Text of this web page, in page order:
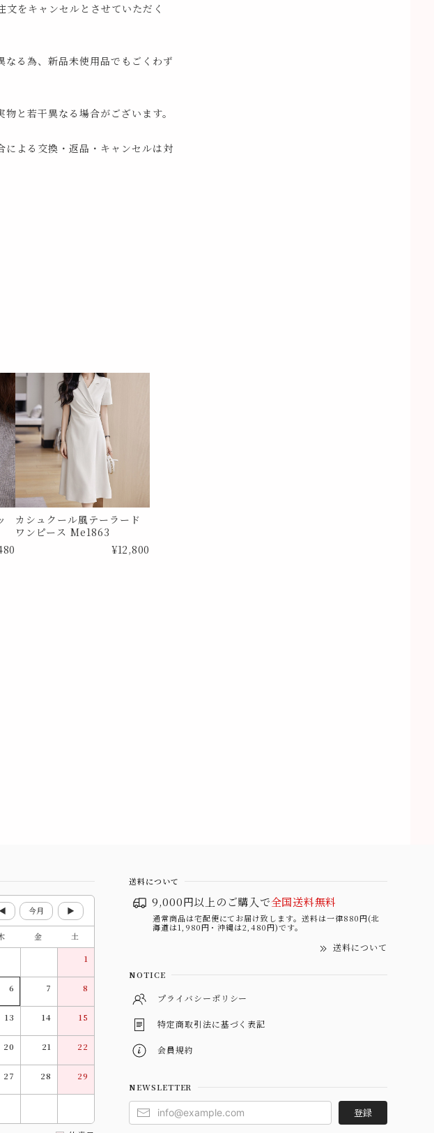
文をキャンセルとさせていただく
なる為、新品未使用品でもごくわず
と若干異なる場合がございます。
による交換・返品・キャンセルは対
カシュクール風テーラード
ワンピース Me1863
¥12,800
◀ 今月 ▶
金
土
1
6 7 8
13 14 15
20 21 22
27 28 29
送料について
9,000円以上のご購入で全国送料無料
通常商品は宅配便にてお届け致します。送料は一律880円(北
海道は1,980円・沖縄は2,480円)です。
送料について
NOTICE
プライバシーポリシー
特定商取引法に基づく表記
会員規約
NEWSLETTER
登録